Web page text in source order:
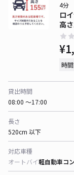
ロ
高
4分
時
貸出時間
08:00 〜17:00
長さ
520cm 以下
対応車種
オートバイ軽自動車コ